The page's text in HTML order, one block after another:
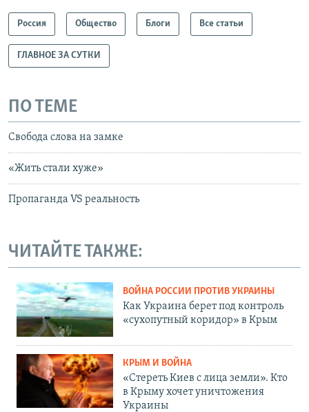
Россия Общество Блоги Все статьи
ГЛАВНОЕ ЗА СУТКИ
ПО ТЕМЕ
Свобода слова на замке
«Жить стали хуже»
Пропаганда VS реальность
ЧИТАЙТЕ ТАКЖЕ:
ВОЙНА РОССИИ ПРОТИВ УКРАИНЫ
Как Украина берет под контроль
«сухопутный коридор» в Крым
КРЫМ И ВОЙНА
«Стереть Киев с лица земли». Кто
в Крыму хочет уничтожения
Украины